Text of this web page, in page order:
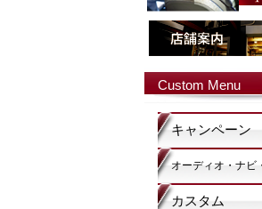
Custom Menu
キャンペーン
オーディオ・ナビ
カスタム